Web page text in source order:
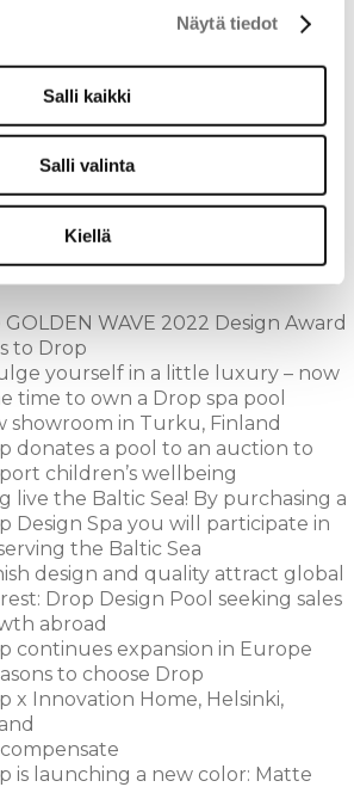
Näytä tiedot
Salli kaikki
Salli valinta
Kiellä
GOLDEN WAVE 2022 Design Award
to Drop
yourself in a little luxury – now
time to own a Drop spa pool
showroom in Turku, Finland
donates a pool to an auction to
children’s wellbeing
live the Baltic Sea! By purchasing a
Design Spa you will participate in
the Baltic Sea
design and quality attract global
Drop Design Pool seeking sales
abroad
continues expansion in Europe
to choose Drop
x Innovation Home, Helsinki,
is launching a new color: Matte